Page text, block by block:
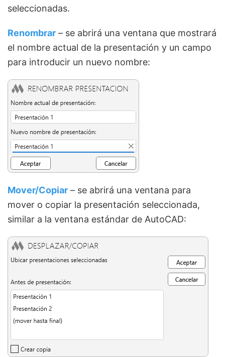
seleccionadas.
Renombrar – se abrirá una ventana que mostrará
el nombre actual de la presentación y un campo
para introducir un nuevo nombre:
Mover/Copiar – se abrirá una ventana para
mover o copiar la presentación seleccionada,
similar a la ventana estándar de AutoCAD: